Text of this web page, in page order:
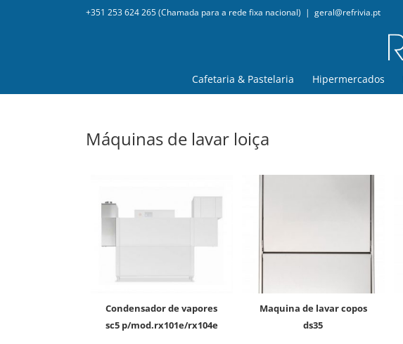
+351 253 624 265 (Chamada para a rede fixa nacional) | geral@refrivia.pt
Cafetaria & Pastelaria Hipermercados
Máquinas de lavar loiça
condensador de vapores
sc5 p/mod.rx101e/rx104e
maquina de lavar copos
ds35